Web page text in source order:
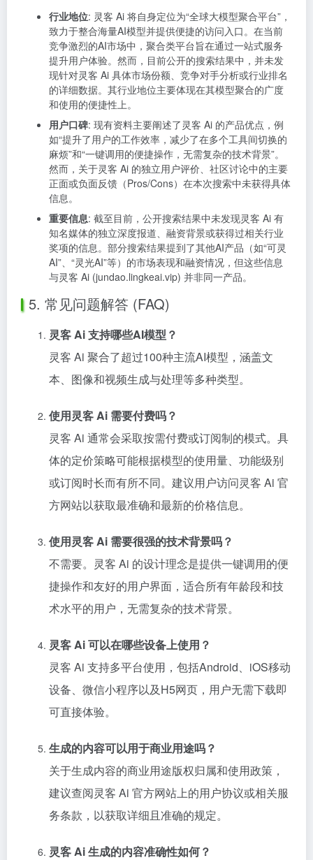
行业地位: 灵客 Ai 将自身定位为“全球大模型聚合平台”，
致力于整合海量AI模型并提供便捷的访问入口。在当前
竞争激烈的AI市场中，聚合类平台旨在通过一站式服务
提升用户体验。然而，目前公开的搜索结果中，并未发
现针对灵客 Ai 具体市场份额、竞争对手分析或行业排名
的详细数据。其行业地位主要体现在其模型聚合的广度
和使用的便捷性上。
用户口碑: 现有资料主要阐述了灵客 Ai 的产品优点，例
如“提升了用户的工作效率，减少了在多个工具间切换的
麻烦”和“一键调用的便捷操作，无需复杂的技术背景”。
然而，关于灵客 Ai 的独立用户评价、社区讨论中的主要
正面或负面反馈（Pros/Cons）在本次搜索中未获得具体
信息。
重要信息: 截至目前，公开搜索结果中未发现灵客 Ai 有
知名媒体的独立深度报道、融资背景或获得过相关行业
奖项的信息。部分搜索结果提到了其他AI产品（如“可灵
AI”、“灵光AI”等）的市场表现和融资情况，但这些信息
与灵客 Ai (jundao.lingkeai.vip) 并非同一产品。
5. 常见问题解答 (FAQ)
灵客 Ai 支持哪些AI模型？
灵客 Ai 聚合了超过100种主流AI模型，涵盖文
本、图像和视频生成与处理等多种类型。
使用灵客 Ai 需要付费吗？
灵客 Ai 通常会采取按需付费或订阅制的模式。具
体的定价策略可能根据模型的使用量、功能级别
或订阅时长而有所不同。建议用户访问灵客 Ai 官
方网站以获取最准确和最新的价格信息。
使用灵客 Ai 需要很强的技术背景吗？
不需要。灵客 Ai 的设计理念是提供一键调用的便
捷操作和友好的用户界面，适合所有年龄段和技
术水平的用户，无需复杂的技术背景。
灵客 Ai 可以在哪些设备上使用？
灵客 Ai 支持多平台使用，包括Android、iOS移动
设备、微信小程序以及H5网页，用户无需下载即
可直接体验。
生成的内容可以用于商业用途吗？
关于生成内容的商业用途版权归属和使用政策，
建议查阅灵客 Ai 官方网站上的用户协议或相关服
务条款，以获取详细且准确的规定。
灵客 Ai 生成的内容准确性如何？